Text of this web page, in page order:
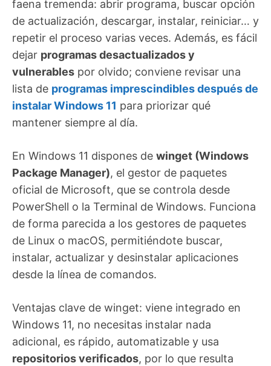
faena tremenda: abrir programa, buscar opción
de actualización, descargar, instalar, reiniciar… y
repetir el proceso varias veces. Además, es fácil
dejar programas desactualizados y
vulnerables por olvido; conviene revisar una
lista de programas imprescindibles después de
instalar Windows 11 para priorizar qué
mantener siempre al día.
En Windows 11 dispones de winget (Windows
Package Manager), el gestor de paquetes
oficial de Microsoft, que se controla desde
PowerShell o la Terminal de Windows. Funciona
de forma parecida a los gestores de paquetes
de Linux o macOS, permitiéndote buscar,
instalar, actualizar y desinstalar aplicaciones
desde la línea de comandos.
Ventajas clave de winget: viene integrado en
Windows 11, no necesitas instalar nada
adicional, es rápido, automatizable y usa
repositorios verificados, por lo que resulta